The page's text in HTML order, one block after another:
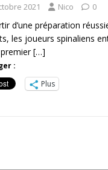
2021 Nico 0
d’une préparation
les joueurs spinaliens
[…]
:
Plus